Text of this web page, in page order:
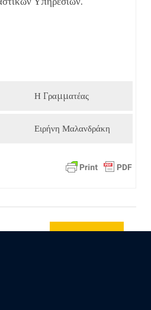
Η Γραμματέας
Ειρήνη Μαλανδράκη